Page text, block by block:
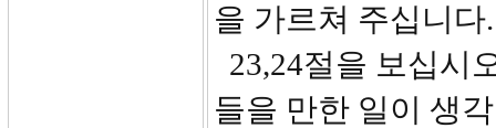
을 가르쳐 주십니
23,24절을 보십시
들을 만한 일이 생